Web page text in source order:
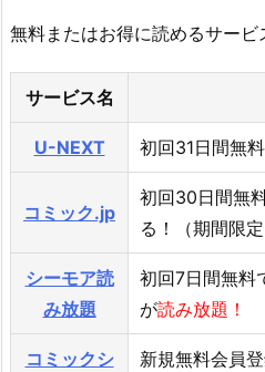
無料またはお得に読めるサービ
サービス名
U-NEXT 初回31日間無
コミック.jp
初回30日間無
る！（期間限定
シーモア読
み放題
初回7日間無料
が読み放題！
コミックシ
新規無料会員